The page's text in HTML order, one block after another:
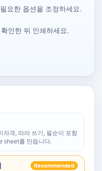
요한 옵션을 조정하세요.
인한 뒤 인쇄하세요.
자격, 따라 쓰기, 필순이 포함
sheet를 만듭니다.
Recommended